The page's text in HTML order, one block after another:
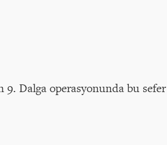
9. Dalga operasyonunda bu